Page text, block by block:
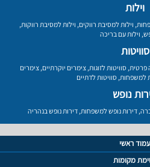
וילות
, וילות למסיבת רווקים, וילות למסיבת רווקות,
, וילות עם בריכה
סוויטות
פרטית,סוויטות לזוגות,צימרים יוקרתיים,צימרים
למשפחות,סוויטות לדתיים
נופש
, דירות נופש למשפחות, דירות נופש בנהריה
עמוד ראשי
מקומות